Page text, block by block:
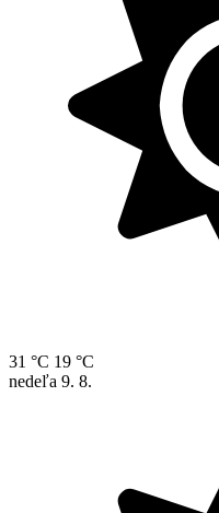
31 °C 19 °C
nedeľa 9. 8.